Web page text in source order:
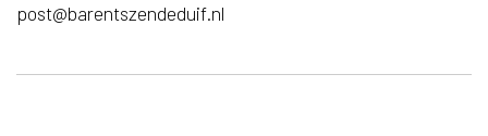
post@barentszendeduif.nl